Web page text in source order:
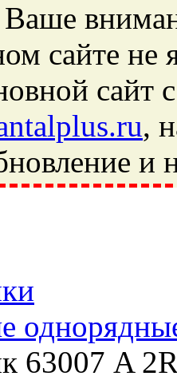
сайте не
сайт
,
и
метизы, техника,
63007 A